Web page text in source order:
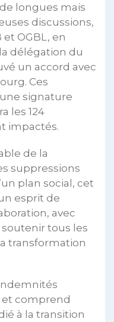
longues mais
discussions,
et OGBL, en
délégation du
un accord avec
Ces
signature
les 124
impactés.
de la
suppressions
plan social, cet
esprit de
avec
tous les
transformation
comprend
à la transition